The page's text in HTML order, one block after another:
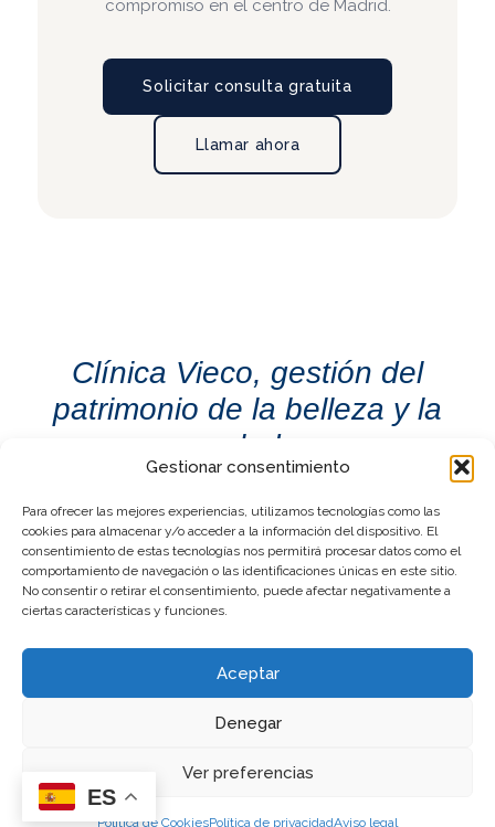
Gestionar consentimiento
Para ofrecer las mejores experiencias, utilizamos tecnologías como las
cookies para almacenar y/o acceder a la información del dispositivo. El
consentimiento de estas tecnologías nos permitirá procesar datos como el
comportamiento de navegación o las identificaciones únicas en este sitio.
No consentir o retirar el consentimiento, puede afectar negativamente a
ciertas características y funciones.
Aceptar
Denegar
Ver preferencias
Política de CookiesPolítica de privacidadAviso legal
compromiso en el centro de Madrid.
Solicitar consulta gratuita
Llamar ahora
Clínica Vieco, gestión del
patrimonio de la belleza y la
salud.
hola@clinicavieco.com +34 653 72 72 72
|Política de Cookies
© Copyright Clínica Vieco 2025 | Todos los derechos reservados
ES